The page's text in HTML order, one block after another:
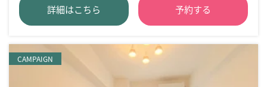
詳細はこちら 予約する
CAMPAIGN